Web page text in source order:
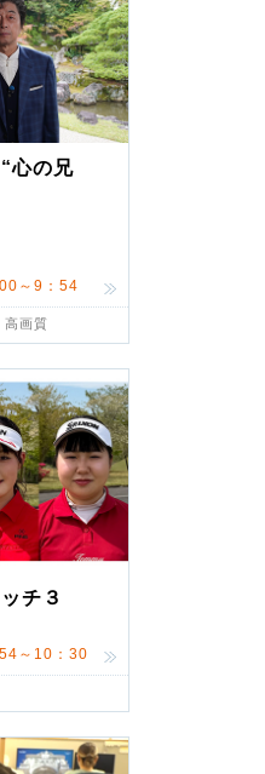
心の兄
～9：54
高画質
チ３
～10：30